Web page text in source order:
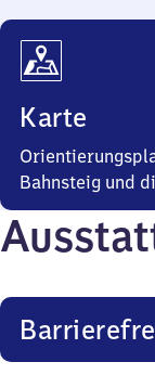
Karte
Bahnsteig und